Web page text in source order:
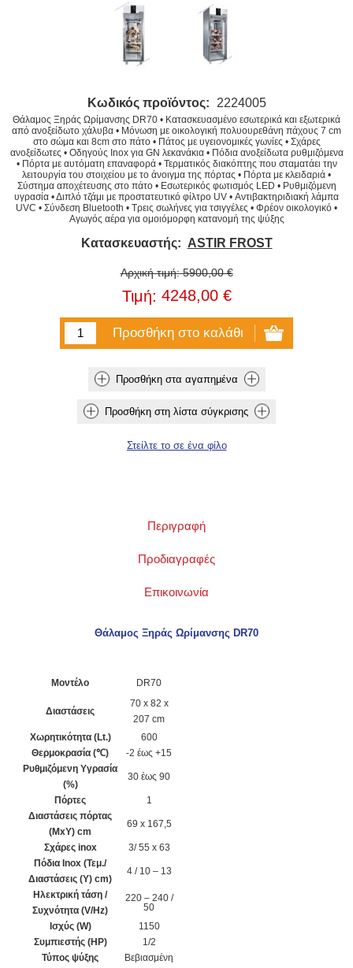
Κωδικός προϊόντος: 2224005
Θάλαμος Ξηράς Ωρίμανσης DR70 • Κατασκευασμένο εσωτερικά και εξωτερικά
από ανοξείδωτο χάλυβα • Μόνωση με οικολογική πολυουρεθάνη πάχους 7 cm
στο σώμα και 8cm στο πάτο • Πάτος με υγειονομικές γωνίες • Σχάρες
ανοξείδωτες • Οδηγούς Inox για GN λεκανάκια • Πόδια ανοξείδωτα ρυθμιζόμενα
• Πόρτα με αυτόματη επαναφορά • Τερματικός διακόπτης που σταματάει την
λειτουργία του στοιχείου με το άνοιγμα της πόρτας • Πόρτα με κλειδαριά •
Σύστημα αποχέτευσης στο πάτο • Εσωτερικός φωτισμός LED • Ρυθμιζόμενη
υγρασία • Διπλό τζάμι με προστατευτικό φίλτρο UV • Αντιβακτηριδιακή λάμπα
UVC • Σύνδεση Bluetooth • Τρεις σωλήνες για τσιγγέλες • Φρέον οικολογικό •
Αγωγός αέρα για ομοιόμορφη κατανομή της ψύξης
Κατασκευαστής: ASTIR FROST
Αρχική τιμή: 5900,00 €
Τιμή: 4248,00 €
Περιγραφή
Προδιαγραφές
Επικοινωνία
Θάλαμος Ξηράς Ωρίμανσης DR70
Μοντέλο DR70
Διαστάσεις
70 x 82 x
207 cm
Χωρητικότητα (Lt.)
600
Θερμοκρασία (℃)
-2 έως +15
Ρυθμιζόμενη Υγρασία
(%)
30 έως 90
Πόρτες
1
Διαστάσεις πόρτας
(ΜxΥ) cm
69 x 167,5
Σχάρες inox
3/ 55 x 63
Πόδια Inox (Τεμ./
Διαστάσεις (Υ) cm)
4 / 10 – 13
Ηλεκτρική τάση /
Συχνότητα (V/Hz)
220 – 240 /
50
Ισχύς (W)
1150
Συμπιεστής (HP)
1/2
Τύπος ψύξης
Βεβιασμένη